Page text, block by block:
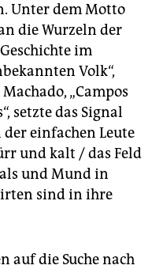
Unter dem Motto
die Wurzeln der
im
Volk“,
„Campos
setzte das Signal
der einfachen Leute
und kalt / das Feld
und Mund in
sind in ihre
auf die Suche nach